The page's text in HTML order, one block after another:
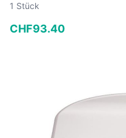
1 Stück
CHF93.40